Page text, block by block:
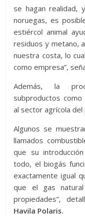
se hagan realidad,
noruegas, es
estiércol animal
residuos y metano,
nuestra costa, lo
como empresa”,
Además, la
subproductos
al sector agrícola del
Algunos se
llamados
que su
todo, el biogás
exactamente igual
que el gas
propiedades”,
Havila Polaris.